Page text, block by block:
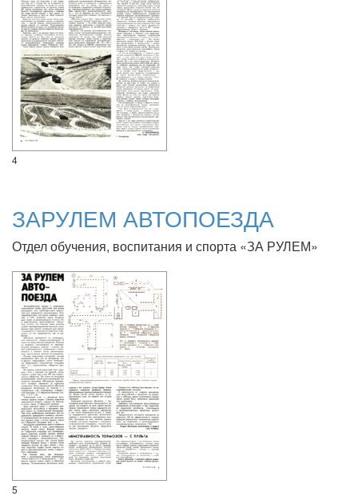
4
ЗАРУЛЕМ АВТОПОЕЗДА
Отдел обучения, воспитания и спорта «ЗА РУЛЕМ»
5